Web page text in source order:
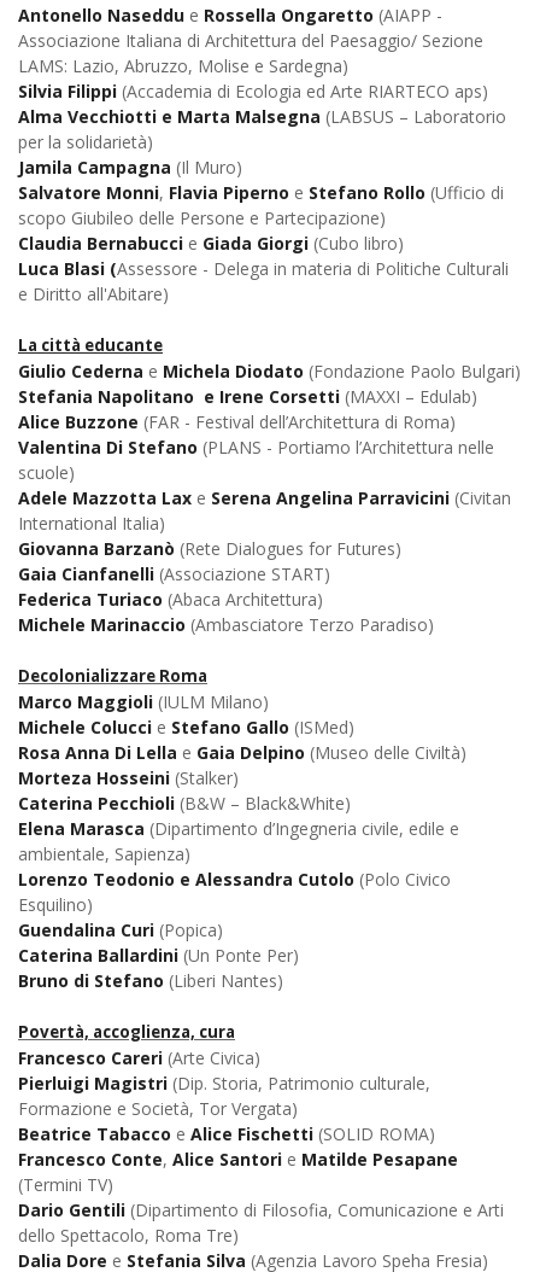
Antonello Naseddu e Rossella Ongaretto (AIAPP -
Associazione Italiana di Architettura del Paesaggio/ Sezione
LAMS: Lazio, Abruzzo, Molise e Sardegna)
Silvia Filippi (Accademia di Ecologia ed Arte RIARTECO aps)
Alma Vecchiotti e Marta Malsegna (LABSUS – Laboratorio
per la solidarietà)
Jamila Campagna (Il Muro)
Salvatore Monni, Flavia Piperno e Stefano Rollo (Ufficio di
scopo Giubileo delle Persone e Partecipazione)
Claudia Bernabucci e Giada Giorgi (Cubo libro)
Luca Blasi (Assessore - Delega in materia di Politiche Culturali
e Diritto all'Abitare)
La città educante
Giulio Cederna e Michela Diodato (Fondazione Paolo Bulgari)
Stefania Napolitano e Irene Corsetti (MAXXI – Edulab)
Alice Buzzone (FAR - Festival dell’Architettura di Roma)
Valentina Di Stefano (PLANS - Portiamo l’Architettura nelle
scuole)
Adele Mazzotta Lax e Serena Angelina Parravicini (Civitan
International Italia)
Giovanna Barzanò (Rete Dialogues for Futures)
Gaia Cianfanelli (Associazione START)
Federica Turiaco (Abaca Architettura)
Michele Marinaccio (Ambasciatore Terzo Paradiso)
Decolonializzare Roma
Marco Maggioli (IULM Milano)
Michele Colucci e Stefano Gallo (ISMed)
Rosa Anna Di Lella e Gaia Delpino (Museo delle Civiltà)
Morteza Hosseini (Stalker)
Caterina Pecchioli (B&W – Black&White)
Elena Marasca (Dipartimento d’Ingegneria civile, edile e
ambientale, Sapienza)
Lorenzo Teodonio e Alessandra Cutolo (Polo Civico
Esquilino)
Guendalina Curi (Popica)
Caterina Ballardini (Un Ponte Per)
Bruno di Stefano (Liberi Nantes)
Povertà, accoglienza, cura
Francesco Careri (Arte Civica)
Pierluigi Magistri (Dip. Storia, Patrimonio culturale,
Formazione e Società, Tor Vergata)
Beatrice Tabacco e Alice Fischetti (SOLID ROMA)
Francesco Conte, Alice Santori e Matilde Pesapane
(Termini TV)
Dario Gentili (Dipartimento di Filosofia, Comunicazione e Arti
dello Spettacolo, Roma Tre)
Dalia Dore e Stefania Silva (Agenzia Lavoro Speha Fresia)